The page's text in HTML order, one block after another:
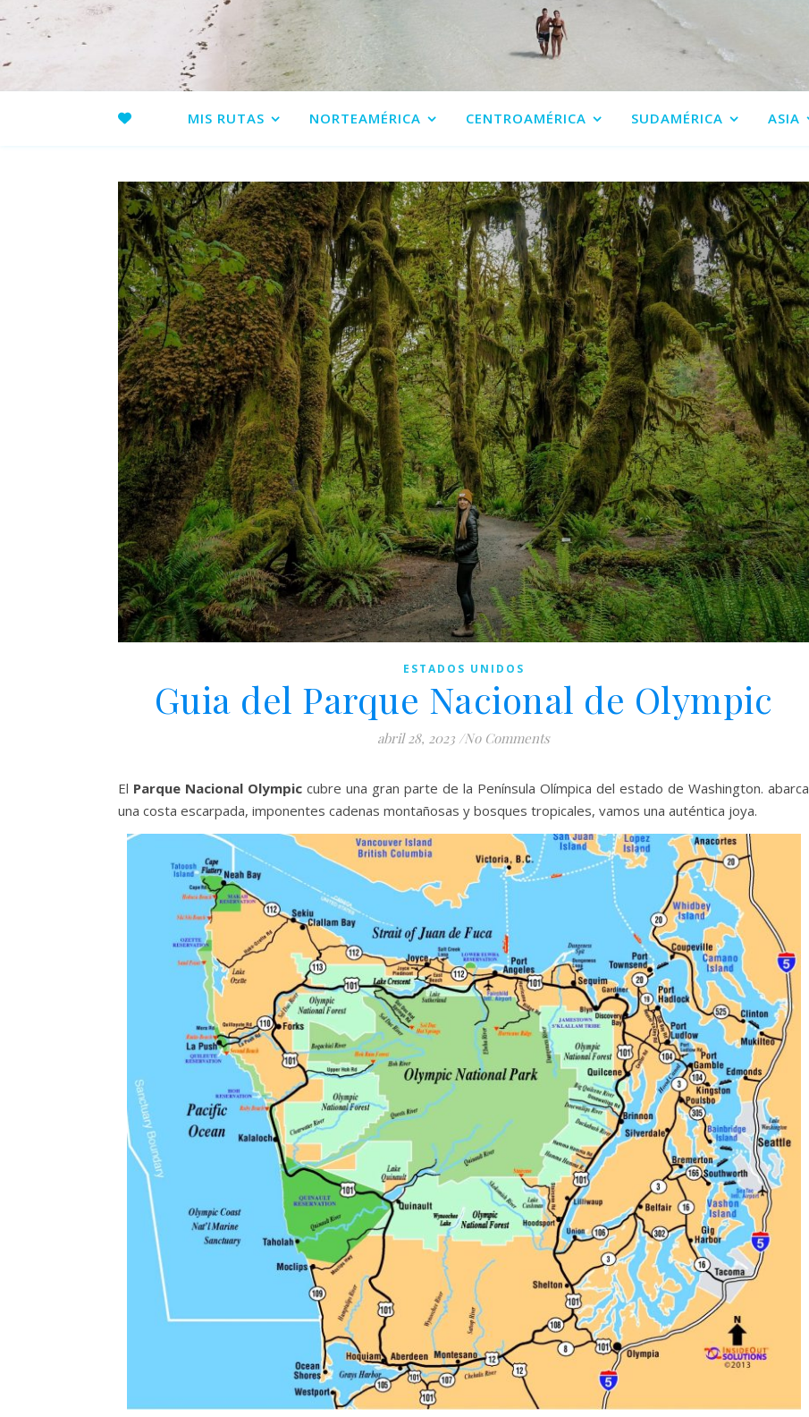
MIS RUTAS NORTEAMÉRICA CENTROAMÉRICA SUDAMÉRICA ASIA
ESTADOS UNIDOS
Guia del Parque Nacional de Olympic
abril 28, 2023 /No Comments
El Parque Nacional Olympic cubre una gran parte de la Península Olímpica del estado de Washington. abarca
una costa escarpada, imponentes cadenas montañosas y bosques tropicales, vamos una auténtica joya.